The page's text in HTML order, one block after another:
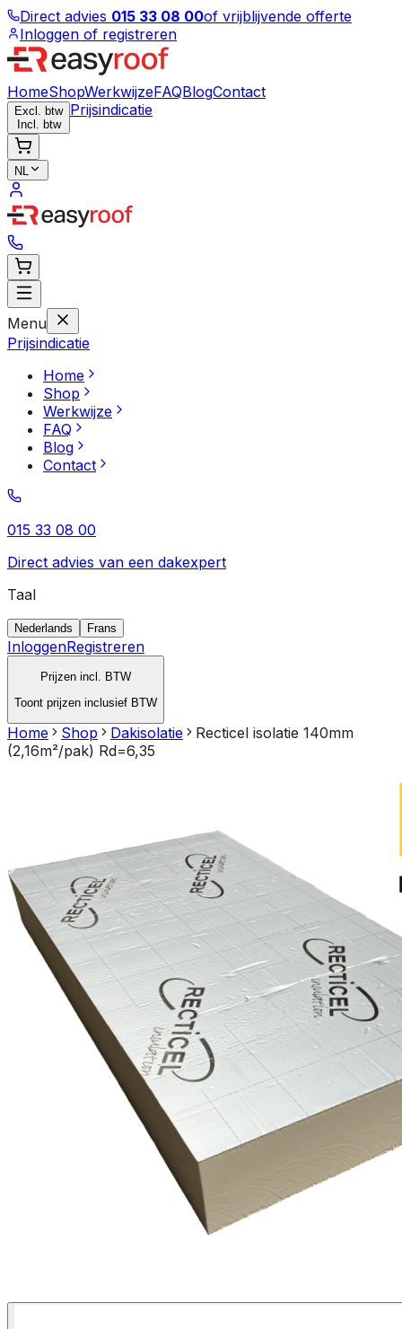
Direct advies 015 33 08 00of vrijblijvende offerte
Inloggen of registreren
HomeShopWerkwijzeFAQBlogContact
Excl. btw
Incl. btw
Prijsindicatie
NL
Menu
Prijsindicatie
Home
Shop
Werkwijze
FAQ
Blog
Contact
015 33 08 00
Direct advies van een dakexpert
Taal
Nederlands Frans
InloggenRegistreren
Prijzen incl. BTW
Toont prijzen inclusief BTW
Home Shop Dakisolatie
Recticel isolatie 140mm
(2,16m²/pak) Rd=6,35